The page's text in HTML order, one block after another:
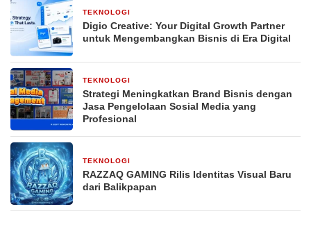
TEKNOLOGI
Digio Creative: Your Digital Growth Partner
untuk Mengembangkan Bisnis di Era Digital
TEKNOLOGI
Strategi Meningkatkan Brand Bisnis dengan
Jasa Pengelolaan Sosial Media yang
Profesional
TEKNOLOGI
RAZZAQ GAMING Rilis Identitas Visual Baru
dari Balikpapan